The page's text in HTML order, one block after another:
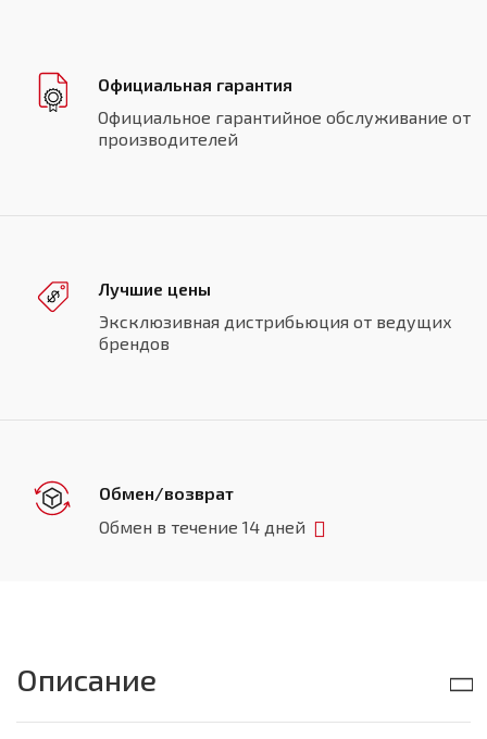
Официальная гарантия
Официальное гарантийное обслуживание от
производителей
Лучшие цены
Эксклюзивная дистрибьюция от ведущих
брендов
Обмен/возврат
Обмен в течение 14 дней
Описание